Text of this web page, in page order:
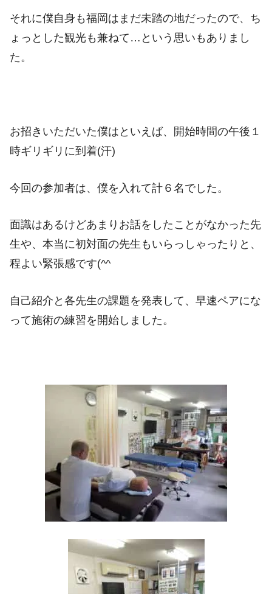
それに僕自身も福岡はまだ未踏の地だったので、ち
ょっとした観光も兼ねて…という思いもありまし
た。
お招きいただいた僕はといえば、開始時間の午後１
時ギリギリに到着(汗)
今回の参加者は、僕を入れて計６名でした。
面識はあるけどあまりお話をしたことがなかった先
生や、本当に初対面の先生もいらっしゃったりと、
程よい緊張感です(^^ゞ
自己紹介と各先生の課題を発表して、早速ペアにな
って施術の練習を開始しました。